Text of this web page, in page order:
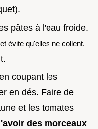
pâtes à l'eau froide.
évite qu'elles ne collent.
coupant les
en dés. Faire de
et les tomates
des morceaux